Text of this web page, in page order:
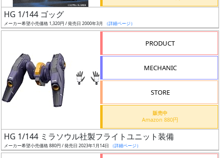
日
発
売
Web
プッ
シュ
通知
対象
ギ
ャ
ラ
HG 1/144 ゴッグ
メーカー希望小売価格 1,320円 / 発売日 2000年3月 （詳細ページ）
PRODUCT
MECHANIC
STORE
販売中
Amazon 880円
HG 1/144 ミラソウル社製フライトユニット装備
メーカー希望小売価格 880円 / 発売日 2023年1月14日 （詳細ページ）